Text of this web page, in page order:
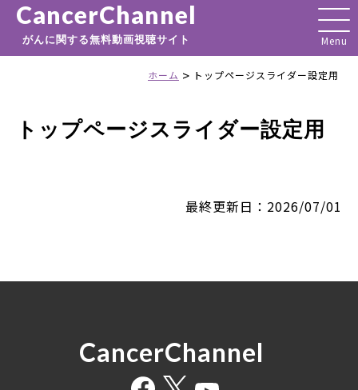
CancerChannel
がんに関する無料動画視聴サイト
ホーム > トップページスライダー設定用
トップページスライダー設定用
最終更新日：2026/07/01
CancerChannel